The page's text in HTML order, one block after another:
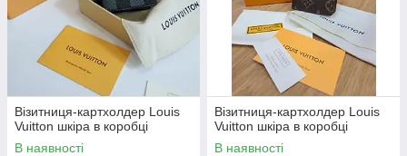
Візитниця-картхолдер Louis
Vuitton шкіра в коробці
В наявності
Візитниця-картхолдер Louis
Vuitton шкіра в коробці
В наявності